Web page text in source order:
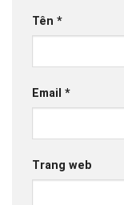
Tên *
Email *
Trang web